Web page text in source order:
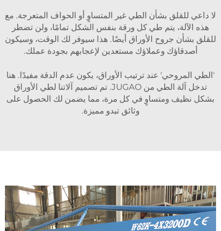
لا داعي للقلق بشأن الطي غير المتساوٍ أو الحواف المتعرجة. مع
هذه الآلة، يتم طي كل ورقة بنفس الشكل تمامًا، ولن تضطر
للقلق بشأن جروح الأوراق أيضًا. هذا سيوفر لك الوقت، وسيكون
أصدقاؤك وعملاؤك مستعدين لإعجابهم بجودة عملك.
'الطي المروحي' عند ترتيب الأوراق، يكون عدم الدقة مفيدًا. هنا
تدخل آلة الطي من JUGAO. تم تصميم آلاتنا لطي الأوراق
بشكل نظيف ومتساوٍ في كل مرة، مما يضمن لك الحصول على
وثائق تبدو مميزة.